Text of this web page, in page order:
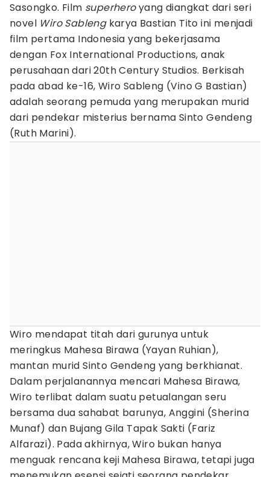
Sasongko. Film superheroyang diangkat dari seri
novel Wiro Sablengkarya Bastian Tito ini menjadi
film pertama Indonesia yang bekerjasama
dengan Fox International Productions, anak
perusahaan dari 20th Century Studios. Berkisah
pada abad ke-16, Wiro Sableng (Vino G Bastian)
adalah seorang pemuda yang merupakan murid
dari pendekar misterius bernama Sinto Gendeng
(Ruth Marini).
Wiro mendapat titah dari gurunya untuk
meringkus Mahesa Birawa (Yayan Ruhian),
mantan murid Sinto Gendeng yang berkhianat.
Dalam perjalanannya mencari Mahesa Birawa,
Wiro terlibat dalam suatu petualangan seru
bersama dua sahabat barunya, Anggini (Sherina
Munaf) dan Bujang Gila Tapak Sakti (Fariz
Alfarazi). Pada akhirnya, Wiro bukan hanya
menguak rencana keji Mahesa Birawa, tetapi juga